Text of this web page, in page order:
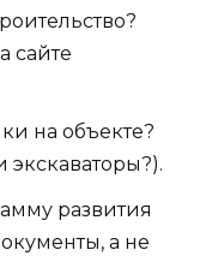
сайте
на объекте?
экскаваторы?).
развития
а не